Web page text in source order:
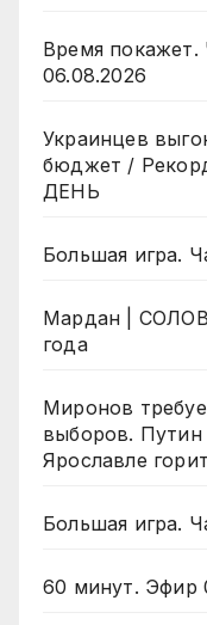
Время покажет.
06.08.2026
Украинцев
бюджет /
ДЕНЬ
Большая игра.
Мардан |
года
Миронов
выборов. Путин
Ярославле
Большая игра.
60 минут. Эфир